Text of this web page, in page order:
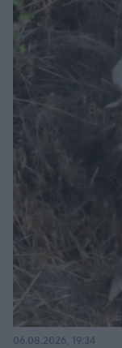
06.08.2026, 19:34